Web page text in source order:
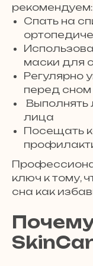
рекомендуем:
Спать на
маски для
Регулярно
перед сном
Выполнять
лица
Посещать
ключ к тому,
сна как